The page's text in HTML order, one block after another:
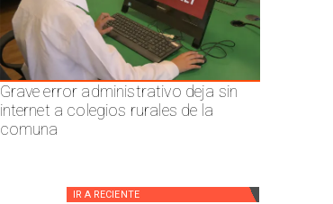
Grave error administrativo deja sin
internet a colegios rurales de la
comuna
IR A RECIENTE